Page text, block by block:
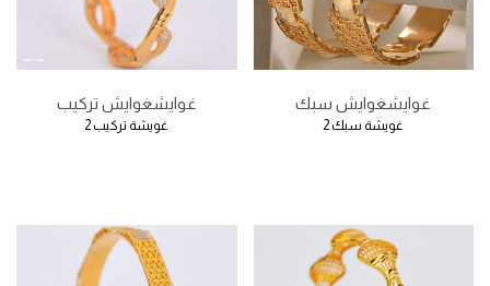
غوايشغوايش سبك
غويشة سبك 2
غوايشغوايش تركيب
غويشة تركيب 2